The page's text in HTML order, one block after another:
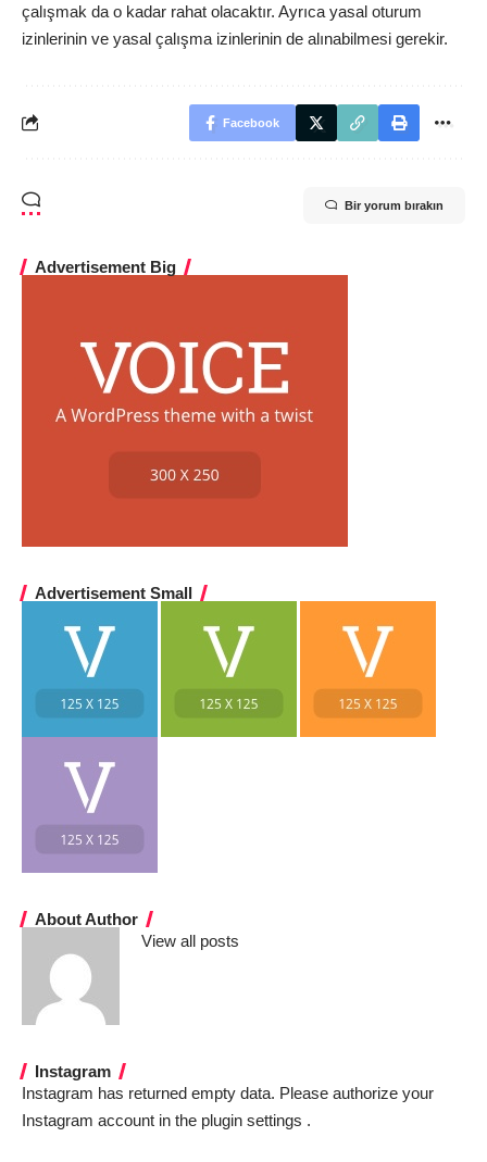
çalışmak da o kadar rahat olacaktır. Ayrıca yasal oturum
izinlerinin ve yasal çalışma izinlerinin de alınabilmesi gerekir.
Facebook
Bir yorum bırakın
Advertisement Big
Advertisement Small
About Author
View all posts
Instagram
Instagram has returned empty data. Please authorize your
Instagram account in the plugin settings .